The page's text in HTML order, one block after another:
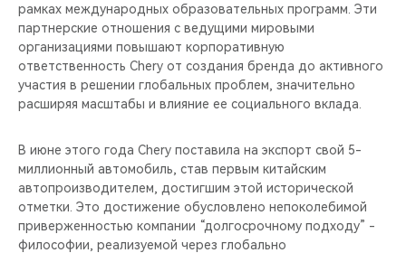
рамках международных образовательных программ. Эти
партнерские отношения с ведущими мировыми
организациями повышают корпоративную
ответственность Chery от создания бренда до активного
участия в решении глобальных проблем, значительно
расширяя масштабы и влияние ее социального вклада.
В июне этого года Chery поставила на экспорт свой 5-
миллионный автомобиль, став первым китайским
автопроизводителем, достигшим этой исторической
отметки. Это достижение обусловлено непоколебимой
приверженностью компании “долгосрочному подходу” -
философии, реализуемой через глобально